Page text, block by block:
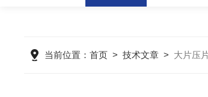
当前位置：首页 >技术文章 > 大片压